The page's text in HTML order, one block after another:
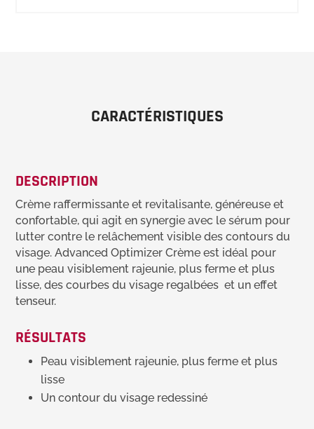
CARACTÉRISTIQUES
DESCRIPTION
Crème raffermissante et revitalisante, généreuse et
confortable, qui agit en synergie avec le sérum pour
lutter contre le relâchement visible des contours du
visage. Advanced Optimizer Crème est idéal pour
une peau visiblement rajeunie, plus ferme et plus
lisse, des courbes du visage regalbées et un effet
tenseur.
RÉSULTATS
Peau visiblement rajeunie, plus ferme et plus
lisse
Un contour du visage redessiné